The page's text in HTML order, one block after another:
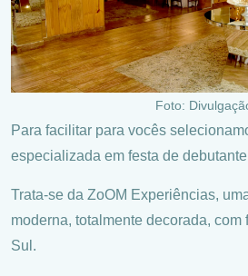
Foto:
Para facilitar para vocês
especializada em festa de
Trata-se da ZoOM Experiências,
moderna, totalmente decorada, com
Sul.